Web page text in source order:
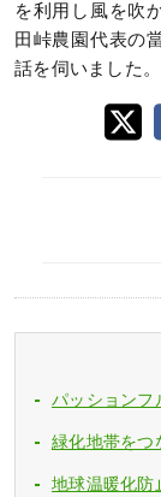
を利用し風を吹
田峠農園代表の
話を伺いました。
パッションフ
緑化地帯をつ
地球温暖化防